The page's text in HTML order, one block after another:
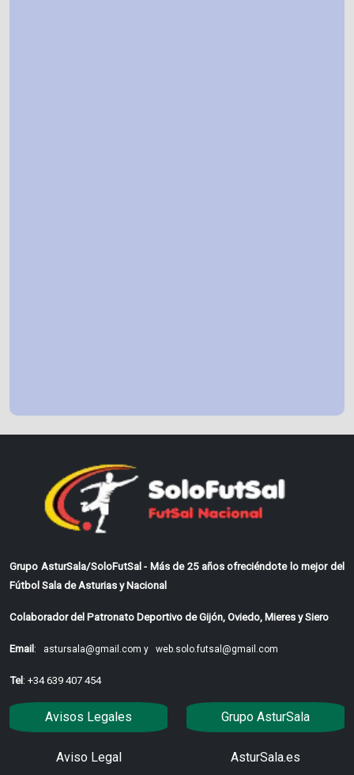
Grupo AsturSala/SoloFutSal - Más de 25 años ofreciéndote lo mejor del
Fútbol Sala de Asturias y Nacional
Colaborador del Patronato Deportivo de Gijón, Oviedo, Mieres y Siero
Email: astursala@gmail.com y web.solo.futsal@gmail.com
Tel: +34 639 407 454
Avisos Legales
Aviso Legal
Grupo AsturSala
AsturSala.es